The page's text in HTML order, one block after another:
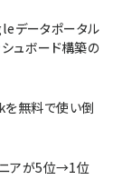
データポータル
ュボード構築の
無料で使い倒
アが5位→1位